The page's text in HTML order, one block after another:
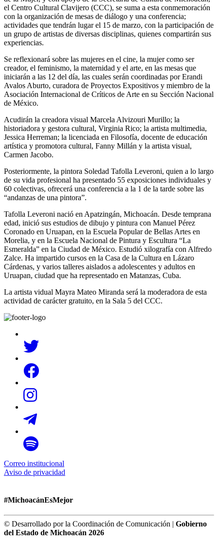
el Centro Cultural Clavijero (CCC), se suma a esta conmemoración
con la organización de mesas de diálogo y una conferencia;
actividades que tendrán lugar el 15 de marzo, con la participación de
un grupo de artistas de diversas disciplinas, quienes compartirán sus
experiencias.
Se reflexionará sobre las mujeres en el cine, la mujer como ser
creador, el feminismo, la maternidad y el arte, en las mesas que
iniciarán a las 12 del día, las cuales serán coordinadas por Erandi
Avalos Aburto, curadora de Proyectos Expositivos y miembro de la
Asociación Internacional de Críticos de Arte en su Sección Nacional
de México.
Acudirán la creadora visual Marcela Alvizouri Murillo; la
historiadora y gestora cultural, Virginia Rico; la artista multimedia,
Jessica Herreman; la licenciada en Filosofía, docente de educación
artística y promotora cultural, Fanny Millán y la artista visual,
Carmen Jacobo.
Posteriormente, la pintora Soledad Tafolla Leveroni, quien a lo largo
de su vida profesional ha presentado 55 exposiciones individuales y
60 colectivas, ofrecerá una conferencia a la 1 de la tarde sobre las
“andanzas de una pintora”.
Tafolla Leveroni nació en Apatzingán, Michoacán. Desde temprana
edad, inició sus estudios de dibujo y pintura con Manuel Pérez
Coronado en Uruapan, en la Escuela Popular de Bellas Artes en
Morelia, y en la Escuela Nacional de Pintura y Escultura “La
Esmeralda” en la Ciudad de México. Estudió xilografía con Alfredo
Zalce. Ha impartido cursos en la Casa de la Cultura en Lázaro
Cárdenas, y varios talleres aislados a adolescentes y adultos en
Uruapan, ciudad que ha representado en Matanzas, Cuba.
La artista vidual Mayra Mateo Miranda será la moderadora de esta
actividad de carácter gratuito, en la Sala 5 del CCC.
Correo institucional
Aviso de privacidad
#MichoacánEsMejor
© Desarrollado por la Coordinación de Comunicación | Gobierno
del Estado de Michoacán 2026